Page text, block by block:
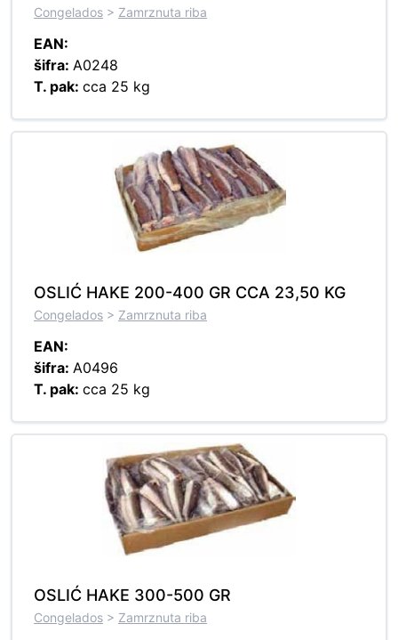
Congelados > Zamrznuta riba
EAN:
šifra: A0248
T. pak: cca 25 kg
OSLIĆ HAKE 200-400 GR CCA 23,50 KG
Congelados > Zamrznuta riba
EAN:
šifra: A0496
T. pak: cca 25 kg
OSLIĆ HAKE 300-500 GR
Congelados > Zamrznuta riba